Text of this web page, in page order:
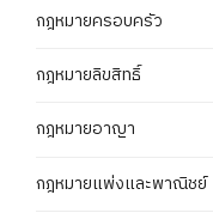
กฎหมายครอบครัว
กฎหมายลิขสิทธิ์
กฎหมายอาญา
กฎหมายแพ่งและพาณิชย์